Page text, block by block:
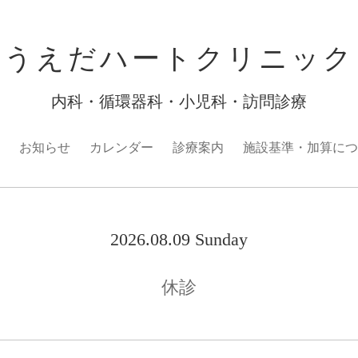
うえだハートクリニック
内科・循環器科・小児科・訪問診療
お知らせ カレンダー 診療案内 施設基準・加算に
2026.08.09 Sunday
休診